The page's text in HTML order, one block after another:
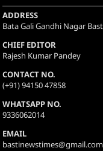
ADDRESS
Bata Gali Gandhi Nagar
CHIEF EDITOR
Rajesh Kumar Pandey
CONTACT NO.
(+91) 94150 47858
WHATSAPP NO.
9336062014
EMAIL
bastinewstimes@gmail.com